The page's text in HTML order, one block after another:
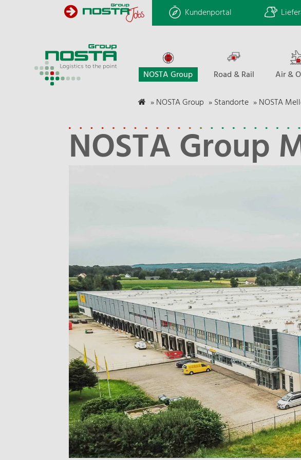
Kundenportal
NOSTA Group Road & Rail Air &
»NOSTA Group »Standorte »NOSTA
NOSTA Group